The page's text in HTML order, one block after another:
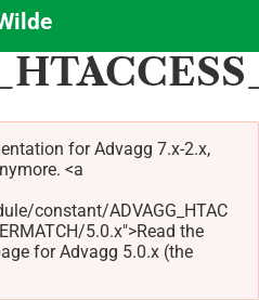
for Advagg 7.x-2.x,
<a
constant/ADVAGG_HTAC
5.0.x">Read the
for Advagg 5.0.x (the